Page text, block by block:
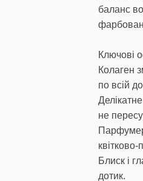
баланс
Ключові
Колаген
по всій
не
Блиск і
дотик.